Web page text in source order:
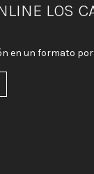
LOS
en un formato